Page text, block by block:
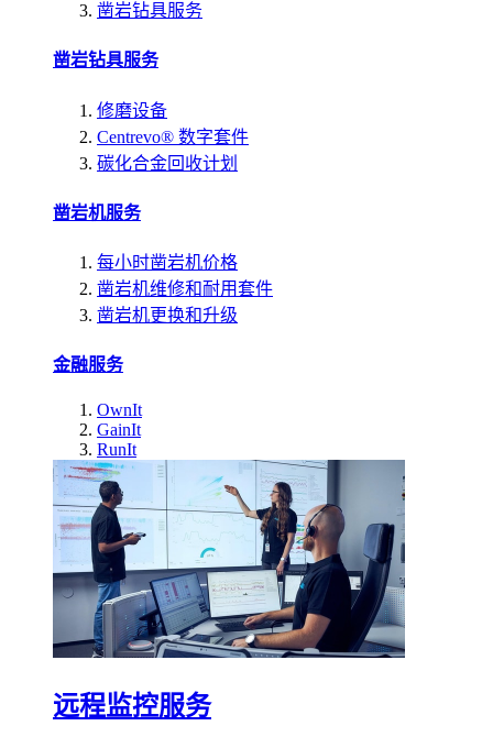
凿岩钻具服务
凿岩钻具服务
修磨设备
Centrevo® 数字套件
碳化合金回收计划
凿岩机服务
每小时凿岩机价格
凿岩机维修和耐用套件
凿岩机更换和升级
金融服务
OwnIt
GainIt
RunIt
远程监控服务